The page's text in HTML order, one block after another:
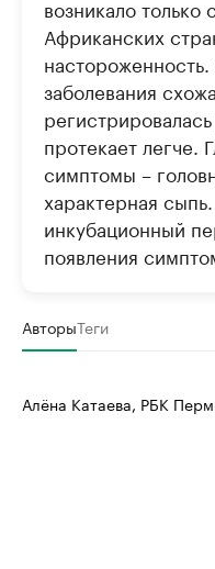
возникало только
Африканских
заболевания
протекает легче.
симптомы –
характерная
инкубационный
появления
АвторыТеги
Алёна Катаева, РБК